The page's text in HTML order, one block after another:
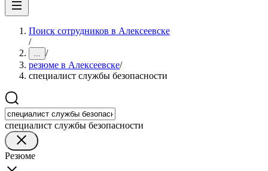
Поиск сотрудников в Алексеевске
/
... /
резюме в Алексеевске/
специалист службы безопасности
специалист службы безопасности
Резюме